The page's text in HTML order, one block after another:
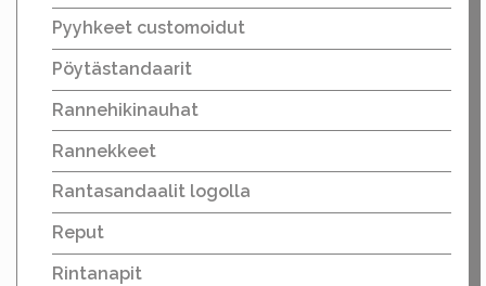
Pyyhkeet customoidut
Pöytästandaarit
Rannehikinauhat
Rannekkeet
Rantasandaalit logolla
Reput
Rintanapit